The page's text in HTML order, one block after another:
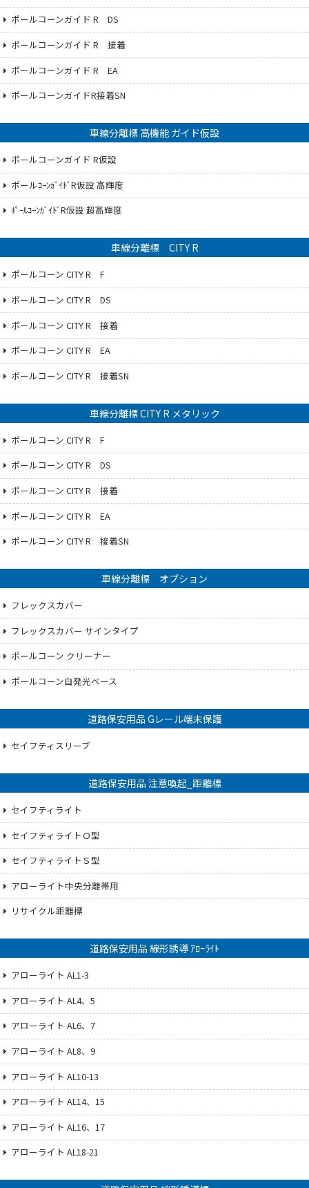
ポールコーンガイド R DS
ポールコーンガイド R 接着
ポールコーンガイド R EA
ポールコーンガイドR接着SN
車線分離標 高機能 ガイド仮設
ポールコーンガイド R仮設
ポールｺｰﾝｶﾞｲﾄﾞR仮設 高輝度
ﾎﾟｰﾙｺｰﾝｶﾞｲﾄﾞR仮設 超高輝度
車線分離標 CITY R
ポールコーン CITY R F
ポールコーン CITY R DS
ポールコーン CITY R 接着
ポールコーン CITY R EA
ポールコーン CITY R 接着SN
車線分離標 CITY R メタリック
ポールコーン CITY R F
ポールコーン CITY R DS
ポールコーン CITY R 接着
ポールコーン CITY R EA
ポールコーン CITY R 接着SN
車線分離標 オプション
フレックスカバー
フレックスカバー サインタイプ
ポールコーン クリーナー
ポールコーン自発光ベース
道路保安用品 Gレール端末保護
セイフティスリーブ
道路保安用品 注意喚起_距離標
セイフティライト
セイフティライトＯ型
セイフティライトＳ型
アローライト中央分離帯用
リサイクル距離標
道路保安用品 線形誘導 ｱﾛｰﾗｲﾄ
アローライト AL1-3
アローライト AL4、5
アローライト AL6、7
アローライト AL8、9
アローライト AL10-13
アローライト AL14、15
アローライト AL16、17
アローライト AL18-21